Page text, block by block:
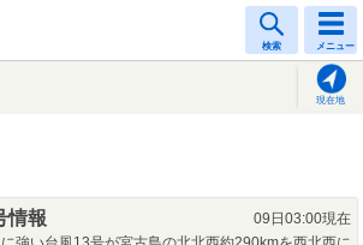
検索 メニュー
現在地
情報
09日03:00現在